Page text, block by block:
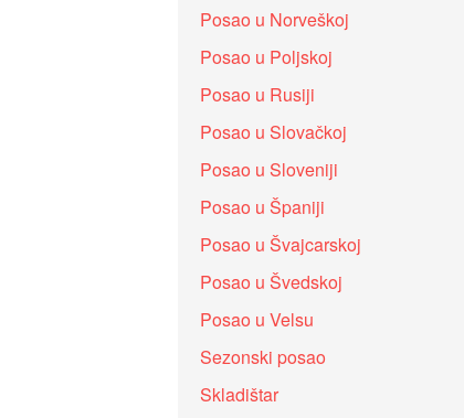
Posao u Norveškoj
Posao u Poljskoj
Posao u Rusiji
Posao u Slovačkoj
Posao u Sloveniji
Posao u Španiji
Posao u Švajcarskoj
Posao u Švedskoj
Posao u Velsu
Sezonski posao
Skladištar